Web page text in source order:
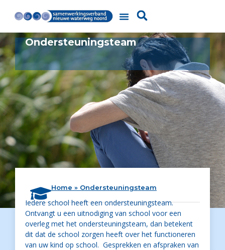
Ondersteuningsteam
Home » Ondersteuningsteam
Iedere school heeft een ondersteuningsteam.
Ontvangt u een uitnodiging van school voor een
overleg met het ondersteuningsteam, dan betekent
dit dat de school zorgen heeft over het functioneren
van uw kind op school. Gesprekken en afspraken van